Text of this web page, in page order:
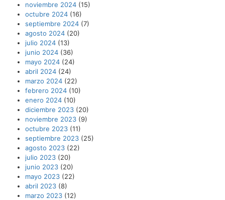
noviembre 2024 (15)
octubre 2024 (16)
septiembre 2024 (7)
agosto 2024 (20)
julio 2024 (13)
junio 2024 (36)
mayo 2024 (24)
abril 2024 (24)
marzo 2024 (22)
febrero 2024 (10)
enero 2024 (10)
diciembre 2023 (20)
noviembre 2023 (9)
octubre 2023 (11)
septiembre 2023 (25)
agosto 2023 (22)
julio 2023 (20)
junio 2023 (20)
mayo 2023 (22)
abril 2023 (8)
marzo 2023 (12)